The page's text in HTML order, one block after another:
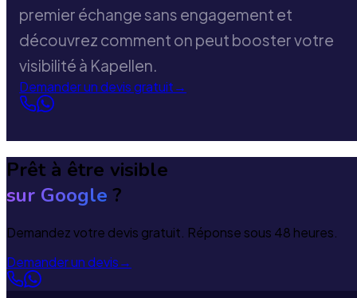
premier échange sans engagement et
découvrez comment on peut booster votre
visibilité à Kapellen.
Demander un devis gratuit→
Prêt à être visible
sur Google ?
Demandez votre devis gratuit. Réponse sous 48 heures.
Demander un devis→